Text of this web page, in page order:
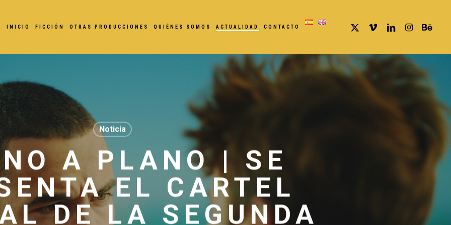
INICIO FICCIÓN OTRAS PRODUCCIONES QUIÉNES SOMOS ACTUALIDAD CONTACTO
X-
VIMEO LINKEDININSTAGRAM
BEHANCE
Noticia
A PLANO | SE
EL CARTEL
DE LA SEGUNDA